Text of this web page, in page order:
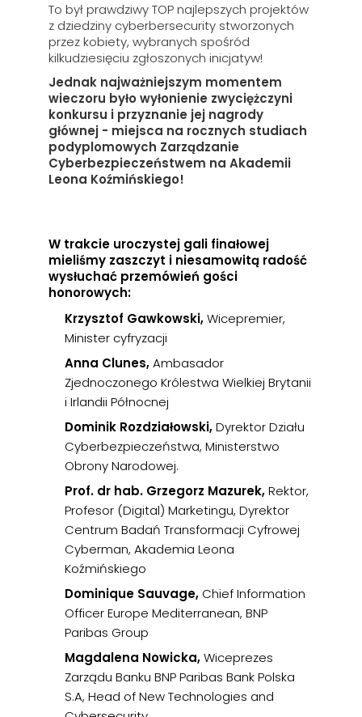
To był prawdziwy TOP najlepszych projektów
z dziedziny cyberbersecurity stworzonych
przez kobiety, wybranych spośród
kilkudziesięciu zgłoszonych inicjatyw!
Jednak najważniejszym momentem
wieczoru było wyłonienie zwyciężczyni
konkursu i przyznanie jej nagrody
głównej - miejsca na rocznych studiach
podyplomowych Zarządzanie
Cyberbezpieczeństwem na Akademii
Leona Koźmińskiego!
W trakcie uroczystej gali finałowej
mieliśmy zaszczyt i niesamowitą radość
wysłuchać przemówień gości
honorowych:
Krzysztof Gawkowski,Wicepremier,
Minister cyfryzacji
Anna Clunes,Ambasador
Zjednoczonego Królestwa Wielkiej Brytanii
i Irlandii Północnej
Dominik Rozdziałowski,Dyrektor Działu
Cyberbezpieczeństwa, Ministerstwo
Obrony Narodowej.
Prof. dr hab. Grzegorz Mazurek,Rektor,
Profesor (Digital) Marketingu, Dyrektor
Centrum Badań Transformacji Cyfrowej
Cyberman, Akademia Leona
Koźmińskiego
Dominique Sauvage, Chief Information
Officer Europe Mediterranean, BNP
Paribas Group
Magdalena Nowicka,Wiceprezes
Zarządu Banku BNP Paribas Bank Polska
S.A, Head of New Technologies and